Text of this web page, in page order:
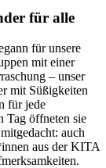
für alle
für unsere
mit einer
– unser
mit Süßigkeiten
für jede
Tag öffneten sie
auch
aus der KITA